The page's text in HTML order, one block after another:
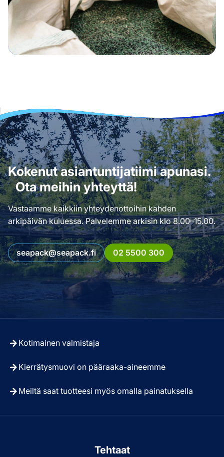
Kokenut asiantuntijatiimi apunasi.
Ota meihin yhteyttä!
Vastaamme kaikkiin yhteydenottoihin kahden
arkipäivän kuluessa. Palvelemme arkisin klo 8.00–15.00.
seapack@seapack.fi 02 5500 300
Kotimainen valmistaja
Kierrätysmuovi on pääraaka-aineemme
Meiltä saat tuotteesi myös omalla painatuksella
Tehtaat